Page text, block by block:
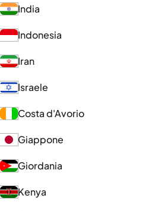
India
Indonesia
Iran
Israele
Costa d'Avorio
Giappone
Giordania
Kenya